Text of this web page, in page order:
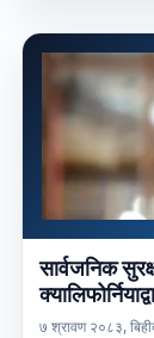
सार्वजनिक
७ श्रावण २०८३,